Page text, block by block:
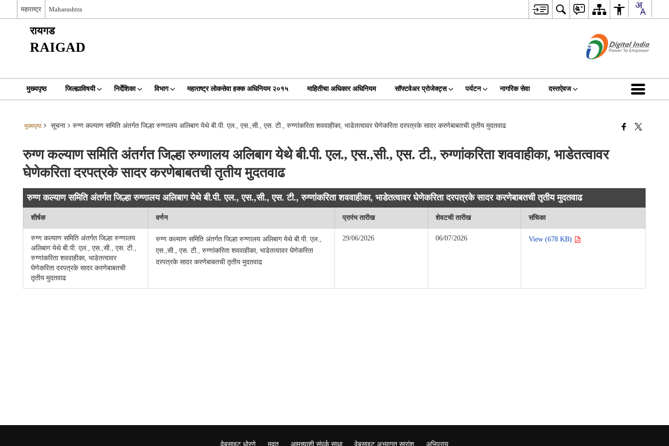
महाराष्ट्र Maharashtra
रायगड
RAIGAD
मुख्यपृष्ठ जिल्ह्याविषयी निर्देशिका विभाग महाराष्ट्र लोकसेवा हक्क अधिनियम २०१५ माहितीचा अधिकार अधिनियम सॉफ्टवेअर प्रोजेक्ट्स पर्यटन नागरिक सेवा दस्तऐवज
मुख्यपृष्ठ सूचना रुग्ण कल्याण समिति अंतर्गत जिल्हा रुग्णालय अलिबाग येथे बी.पी. एल., एस.,सी., एस. टी., रुग्णांकरिता शववाहीका, भाडेतत्वावर घेणेकरिता दरपत्रके सादर करणेबाबतची तृतीय मुदतवाढ
रुग्ण कल्याण समिति अंतर्गत जिल्हा रुग्णालय अलिबाग येथे बी.पी. एल., एस.,सी., एस. टी., रुग्णांकरिता शववाहीका, भाडेतत्वावर
घेणेकरिता दरपत्रके सादर करणेबाबतची तृतीय मुदतवाढ
रुग्ण कल्याण समिति अंतर्गत जिल्हा रुग्णालय अलिबाग येथे बी.पी. एल., एस.,सी., एस. टी., रुग्णांकरिता शववाहीका, भाडेतत्वावर घेणेकरिता दरपत्रके सादर करणेबाबतची तृतीय मुदतवाढ
शीर्षक वर्णन प्रारंभ तारीख शेवटची तारीख संचिका
रुग्ण कल्याण समिति अंतर्गत जिल्हा रुग्णालय
अलिबाग येथे बी.पी. एल., एस.,सी., एस. टी.,
रुग्णांकरिता शववाहीका, भाडेतत्वावर
घेणेकरिता दरपत्रके सादर करणेबाबतची
तृतीय मुदतवाढ
रुग्ण कल्याण समिति अंतर्गत जिल्हा रुग्णालय अलिबाग येथे बी.पी. एल.,
एस.,सी., एस. टी., रुग्णांकरिता शववाहीका, भाडेतत्वावर घेणेकरिता
दरपत्रके सादर करणेबाबतची तृतीय मुदतवाढ
29/06/2026 06/07/2026 View (678 KB)
वेबसाइट धोरणे मदत आमच्याशी संपर्क साधा वेबसाइट अभ्यागत सारांश अभिप्राय